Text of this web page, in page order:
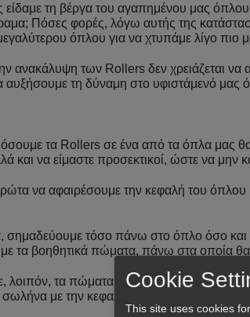
τη βέργα του αγαπημένου μας όπλου
Πόσες φορές, λόγω αυτής της
όπλου για να χτυπάμε λίγο πιο
ανακάλυψη των Rollers δεν χρειάζεται
αυξήσουμε τη δύναμη στο υφιστάμενό μας
τα Rollers σε ένα από τα όπλα μας
και να είμαστε προσεκτικοί, ώστε να μην
να αφαιρέσουμε την κεφαλή του όπλου
σημαδεύουμε τόσο πάνω στο όπλο όσο
τα βοηθητικά πώματα, πάνω στα οποία θα
λοιπόν, τα πώματα και στη συνέχεια
σωλήνα με την κεφαλή με τα rollers.
Cookie
This site uses cookies